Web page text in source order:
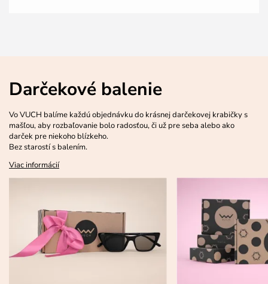
Darčekové balenie
Vo VUCH balíme každú objednávku do krásnej darčekovej krabičky s
mašľou, aby rozbaľovanie bolo radosťou, či už pre seba alebo ako
darček pre niekoho blízkeho.
Bez starostí s balením.
Viac informácií